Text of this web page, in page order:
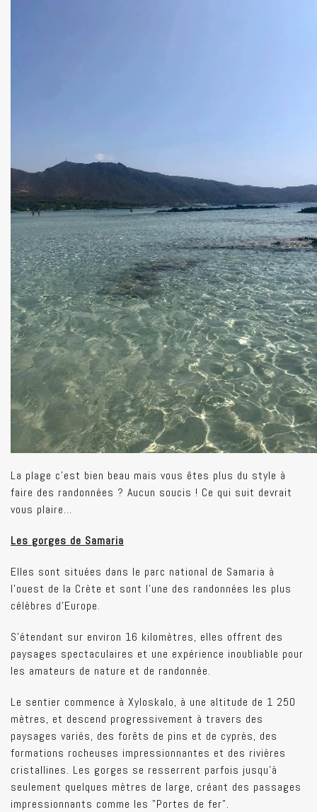
La plage c’est bien beau mais vous êtes plus du style à
faire des randonnées ? Aucun soucis ! Ce qui suit devrait
vous plaire…
Les gorges de Samaria
Elles sont situées dans le parc national de Samaria à
l'ouest de la Crète et sont l'une des randonnées les plus
célèbres d'Europe.
S'étendant sur environ 16 kilomètres, elles offrent des
paysages spectaculaires et une expérience inoubliable pour
les amateurs de nature et de randonnée.
Le sentier commence à Xyloskalo, à une altitude de 1 250
mètres, et descend progressivement à travers des
paysages variés, des forêts de pins et de cyprès, des
formations rocheuses impressionnantes et des rivières
cristallines. Les gorges se resserrent parfois jusqu'à
seulement quelques mètres de large, créant des passages
impressionnants comme les "Portes de fer".